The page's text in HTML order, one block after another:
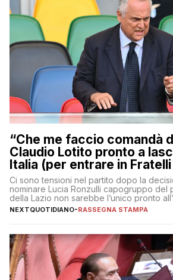
“Che me faccio comandà
Claudio Lotito pronto a
Italia (per entrare in Fratelli
Ci sono tensioni nel partito dopo la
nominare Lucia Ronzulli capogruppo del
della Lazio non sarebbe l’unico pronto
NEXTQUOTIDIANO-RASSEGNA STAMPA